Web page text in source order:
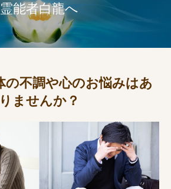
霊能者白龍へ
の不調や心のお悩みはあ
りませんか？